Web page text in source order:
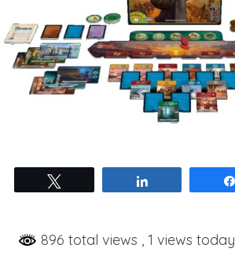
896 total views , 1 views today